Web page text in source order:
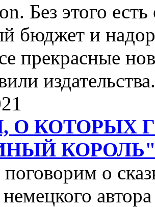
Без этого есть
бюджет и
прекрасные
издательства.
О КОТОРЫХ
поговорим о